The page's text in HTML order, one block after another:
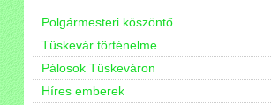
Polgármesteri köszöntő
Tüskevár történelme
Pálosok Tüskeváron
Híres emberek